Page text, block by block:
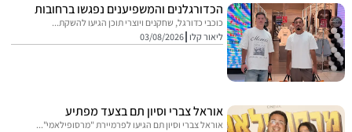
הכדורגלנים והמשפיענים נפגשו ברחובות
כוכבי כדורגל, שחקנים ויוצרי תוכן הגיעו להשקת...
ליאור קלו 03/08/2026
אוראל צברי וסיון תם בצעד מפתיע
אוראל צברי וסיון תם הגיעו לפרמיירת "מרסופילאמי"...